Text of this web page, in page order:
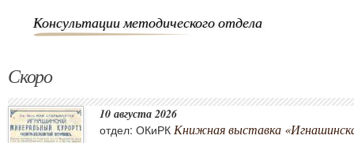
Консультации методического отдела
Скоро
10 августа 2026
отдел: ОКиРК Книжная выставка